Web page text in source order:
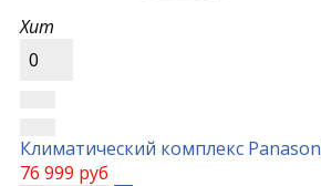
Хит
0
Климатический комплекс
76 999 руб